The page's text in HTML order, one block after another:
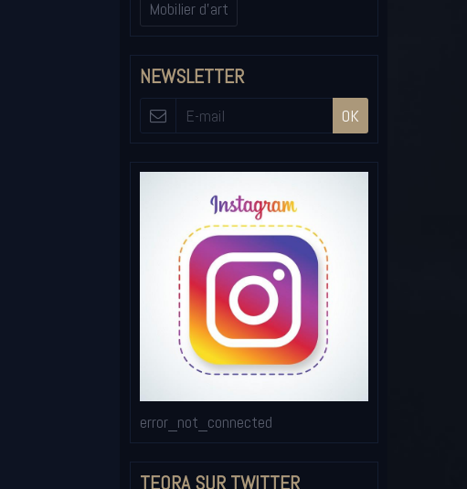
Mobilier d'art
NEWSLETTER
OK
error_not_connected
TEORA SUR TWITTER